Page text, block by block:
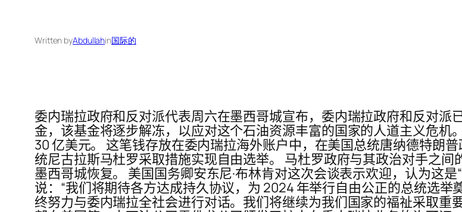
Written byAbdullahin国际的
委内瑞拉政府和反对派代表周六在墨西哥城宣布，委内瑞拉政府和反对
金，该基金将逐步解冻，以应对这个石油资源丰富的国家的人道主义危机
30 亿美元。 这笔钱存放在委内瑞拉海外账户中，在美国总统唐纳德特朗
统尼古拉斯马杜罗采取措施实现自由选举。 马杜罗政府与其政治对手之
墨西哥城恢复。 美国国务卿安东尼·布林肯对这次会谈表示欢迎，认为这
说：“我们将期待各方达成持久协议，为 2024 年举行自由公正的总统选举
终努力与委内瑞拉全社会进行对话。我们将继续为我们国家的福祉采取重